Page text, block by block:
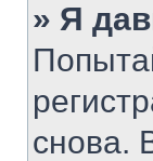
» Я
снова.